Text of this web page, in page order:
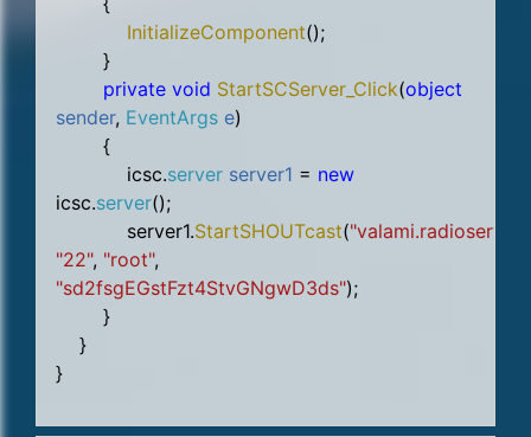
InitializeComponent();
}
private void StartSCServer_Click(object
sender, EventArgs e)
{
icsc.server server1 = new
icsc.server();
server1.StartSHOUTcast(
"22", "root",
"sd2fsgEGstFzt4StvGNgwD3ds");
}
}
}